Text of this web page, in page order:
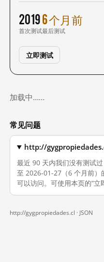
2019
首次测试
6 个月前
最后测试
立即测试
加载中……
常见问题
http://
最近 90 天内我们没有测试
至 2026-01-27（6 个月前）
可以访问。可使用本页的“立
http://gygpropiedades.cl · JSON